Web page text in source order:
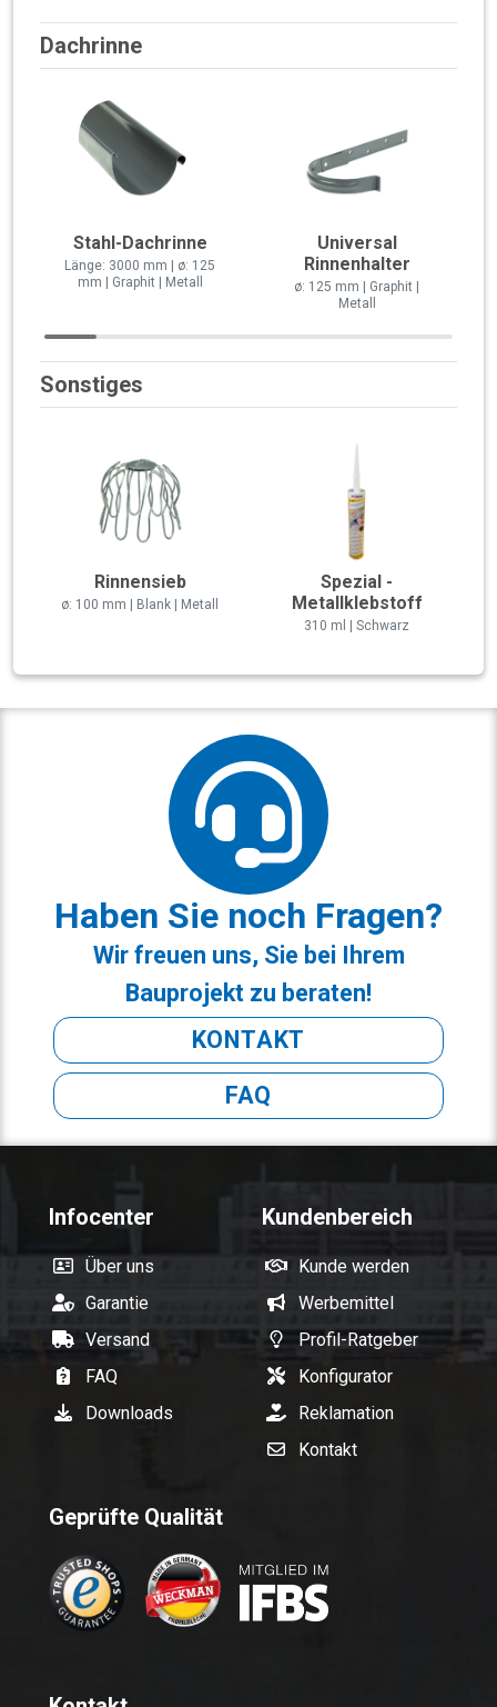
Dachrinne
Stahl-Dachrinne
Länge: 3000 mm | ø: 125
mm | Graphit | Metall
Universal
Rinnenhalter
ø: 125 mm | Graphit |
Metall
Sonstiges
Rinnensieb
ø: 100 mm | Blank | Metall
Spezial -
Metallklebstoff
310 ml | Schwarz
Haben Sie noch Fragen?
Wir freuen uns, Sie bei Ihrem
Bauprojekt zu beraten!
KONTAKT
FAQ
Infocenter
Über uns
Garantie
Versand
FAQ
Downloads
Kundenbereich
Kunde werden
Werbemittel
Profil-Ratgeber
Konfigurator
Reklamation
Kontakt
Geprüfte Qualität